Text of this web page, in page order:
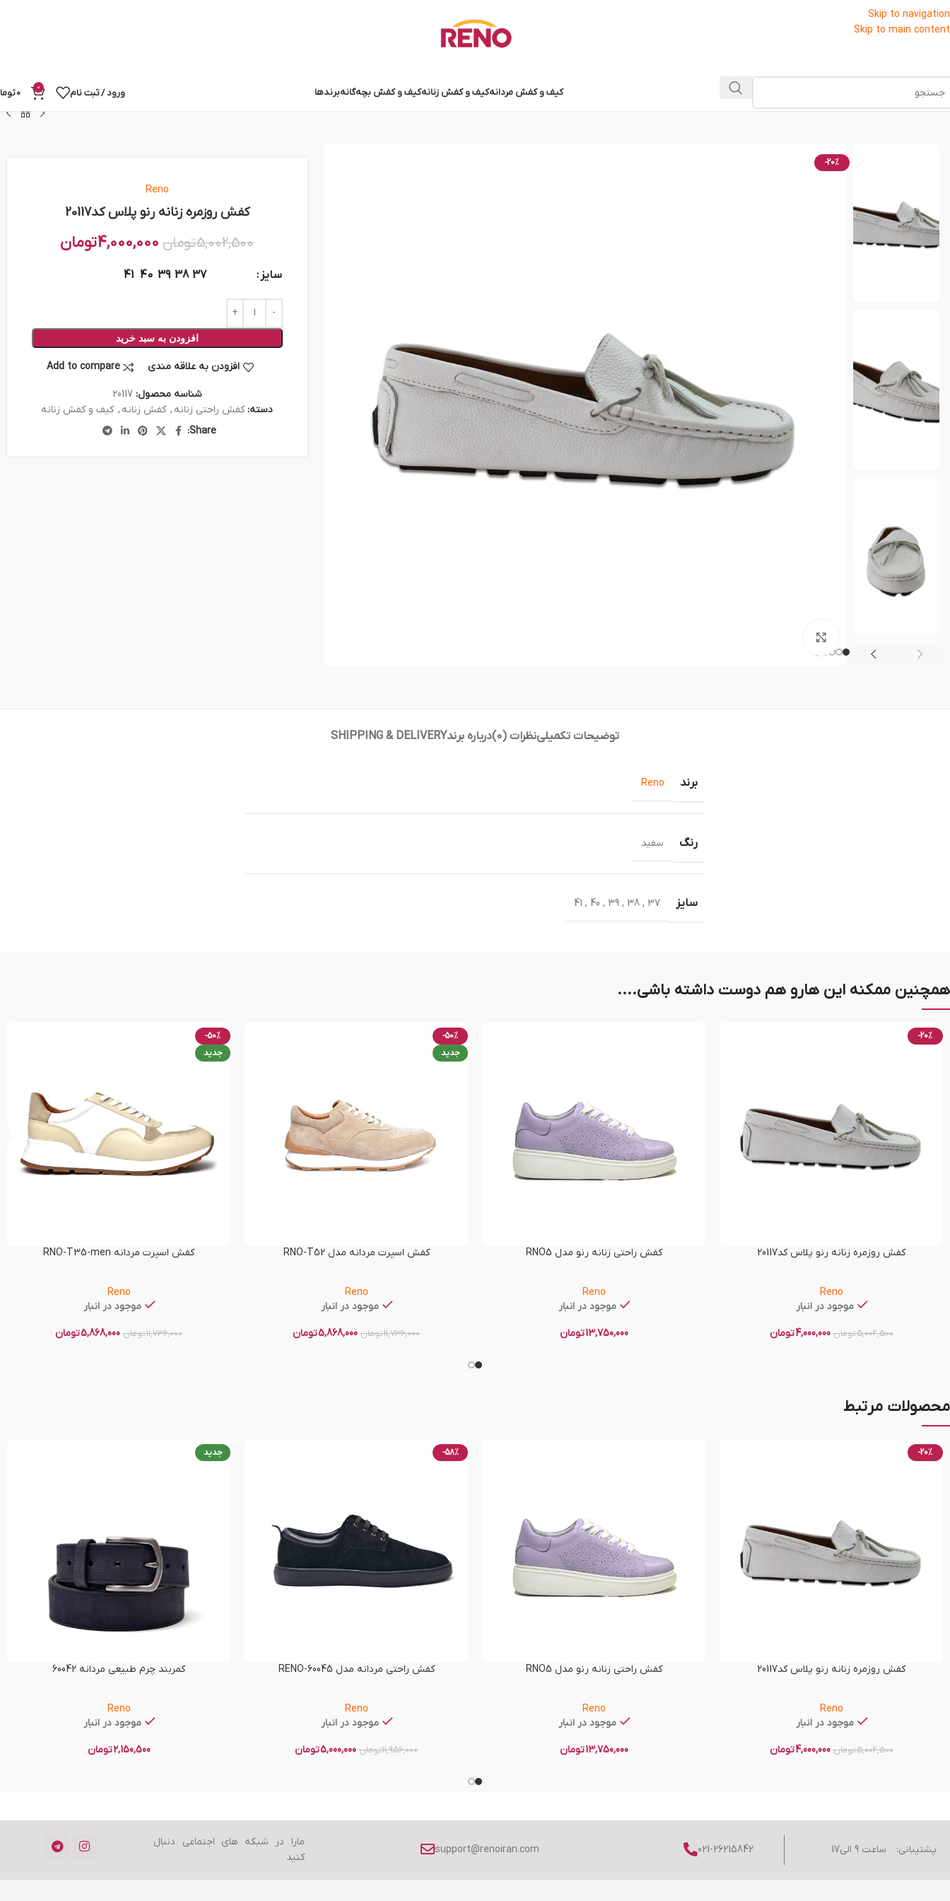
Skip to navigation
Skip to main content
کیف و کفش مردانهکیف و کفش زنانهکیف و کفش بچه‌گانهبرندها ورود / ثبت نام 0
0
-20%
Reno
کفش روزمره زنانه رنو پلاس کد20117
5,002,500تومان 4,000,000تومان
سایز 37
38
39
40
41
افزودن به سبد خرید
افزودن به علاقه مندی Add to compare
شناسه محصول:20117
دسته: کفش راحتی زنانه , کفش زنانه , کیف و کفش زنانه
Share:
توضیحات تکمیلینظرات (0) درباره برندSHIPPING & DELIVERY
برند Reno
رنگ سفید
سایز 37
,
38
,
39
,
40
,
41
همچنین ممکنه این هارو هم دوست داشته باشی....
-20%
کفش روزمره زنانه رنو پلاس کد20117
Reno
موجود در انبار
5,002,500تومان 4,000,000تومان
کفش راحتی زنانه رنو مدل RNO5
Reno
موجود در انبار
13,750,000تومان
-50%
جدید
کفش اسپرت مردانه مدل RNO-T52
Reno
موجود در انبار
11,736,000تومان 5,868,000تومان
-50%
جدید
کفش اسپرت مردانه RNO-T35-men
Reno
موجود در انبار
11,736,000تومان 5,868,000تومان
محصولات مرتبط
-20%
کفش روزمره زنانه رنو پلاس کد20117
Reno
موجود در انبار
5,002,500تومان 4,000,000تومان
کفش راحتی زنانه رنو مدل RNO5
Reno
موجود در انبار
13,750,000تومان
-58%
کفش راحتی مردانه مدل RENO-60045
Reno
موجود در انبار
11,956,000تومان 5,000,000تومان
جدید
کمربند چرم طبیعی مردانه 60042
Reno
موجود در انبار
2,150,500تومان
پشتیبانی: ساعت 9 الی17 021-26215842
support@renoiran.com
مارا در شبکه های اجتماعی دنبال
کنید